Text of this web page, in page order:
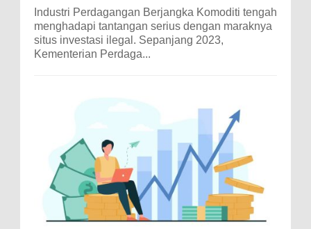
Industri Perdagangan Berjangka Komoditi tengah
menghadapi tantangan serius dengan maraknya
situs investasi ilegal. Sepanjang 2023,
Kementerian Perdaga...